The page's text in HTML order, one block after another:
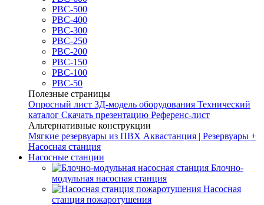
РВС-500
РВС-400
РВС-300
РВС-250
РВС-200
РВС-150
РВС-100
РВС-50
Полезные страницы
Опросный лист 3Д-модель оборудования Технический
каталог Скачать презентацию Референс-лист
Альтернативные конструкции
Мягкие резервуары из ПВХ Аквастанция | Резервуары +
Насосная станция
Насосные станции
Блочно-
модульная насосная станция
Насосная
станция пожаротушения